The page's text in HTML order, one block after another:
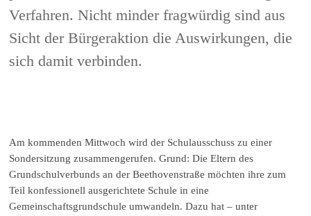
Verfahren. Nicht minder fragwürdig sind aus
Sicht der Bürgeraktion die Auswirkungen, die
sich damit verbinden.
Am kommenden Mittwoch wird der Schulausschuss zu einer
Sondersitzung zusammengerufen. Grund: Die Eltern des
Grundschulverbunds an der Beethovenstraße möchten ihre zum
Teil konfessionell ausgerichtete Schule in eine
Gemeinschaftsgrundschule umwandeln. Dazu hat – unter